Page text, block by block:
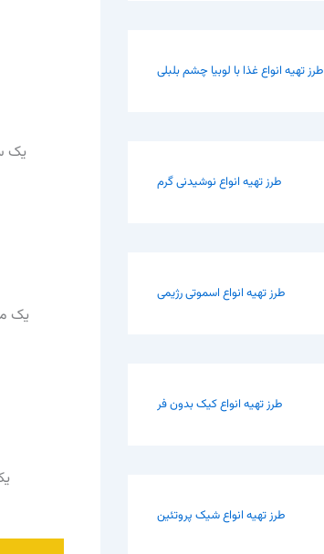
طرز تهیه انواع غذا با لوبیا چشم بلبلی
طرز تهیه انواع نوشیدنی گرم
طرز تهیه انواع اسموتی رژیمی
طرز تهیه انواع کیک بدون فر
طرز تهیه انواع شیک پروتئین